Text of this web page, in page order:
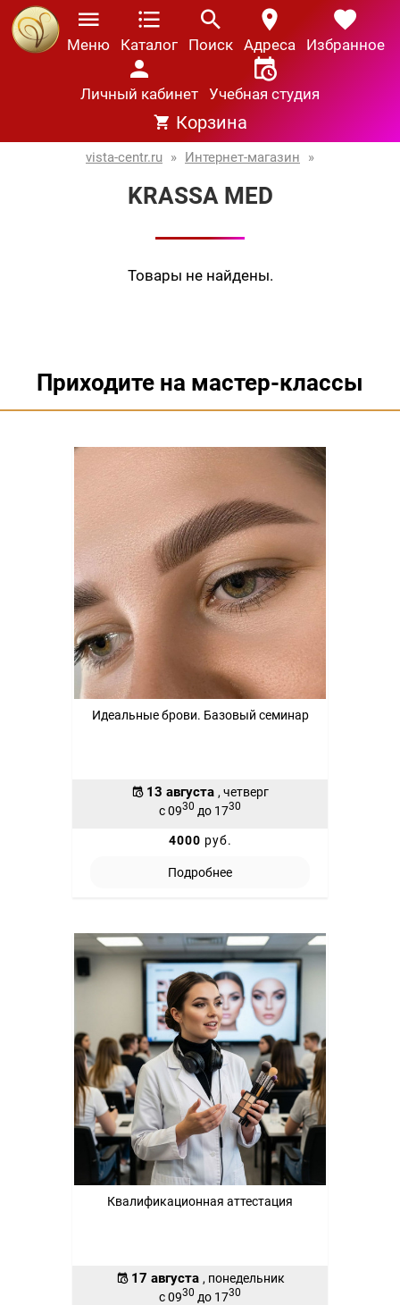
Меню Каталог Поиск Адреса Избранное
Личный кабинет Учебная студия
Корзина
vista-centr.ru » Интернет-магазин »
KRASSA MED
Товары не найдены.
Приходите на мастер-классы
Идеальные брови. Базовый семинар
13 августа , четверг
с 0930 до 1730
4000 руб.
Подробнее
Квалификационная аттестация
17 августа , понедельник
с 0930 до 1730